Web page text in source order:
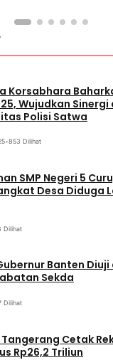
Korsabhara
Wujudkan Sinergi
Polisi Satwa
•853 Dilihat
SMP Negeri 5
Desa Diduga
Dilihat
Banten Diuji
Sekda
Dilihat
Cetak
Rp26,2 Triliun